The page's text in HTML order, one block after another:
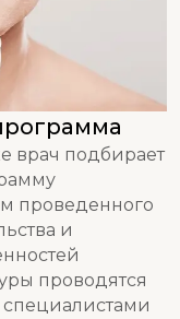
врач подбирает
проведенного
и
проводятся